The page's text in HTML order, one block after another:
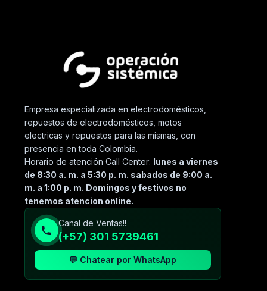
Empresa especializada en electrodomésticos,
repuestos de electrodomésticos, motos
electricas y repuestos para las mismas, con
presencia en toda Colombia.
Horario de atención Call Center: lunes a viernes
de 8:30 a. m. a 5:30 p. m. sabados de 9:00 a.
m. a 1:00 p. m. Domingos y festivos no
tenemos atencion online.
Canal de Ventas!!
(+57) 301 5739461
💬 Chatear por WhatsApp